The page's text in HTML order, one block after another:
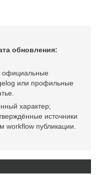
обновления:
официальные
или профильные
характер;
источники
workflow публикации.